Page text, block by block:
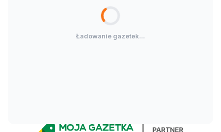
Ładowanie gazetek...